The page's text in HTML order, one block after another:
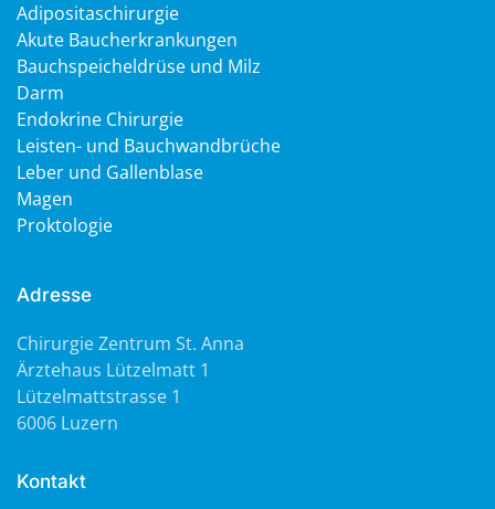
Adipositaschirurgie
Akute Baucherkrankungen
Bauchspeicheldrüse und Milz
Darm
Endokrine Chirurgie
Leisten- und Bauchwandbrüche
Leber und Gallenblase
Magen
Proktologie
Adresse
Chirurgie Zentrum St. Anna
Ärztehaus Lützelmatt 1
Lützelmattstrasse 1
6006 Luzern
Kontakt